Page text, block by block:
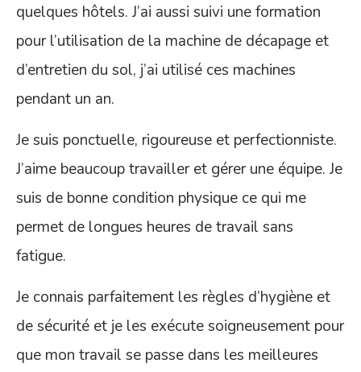
quelques hôtels. J’ai aussi suivi une formation
pour l’utilisation de la machine de décapage et
d’entretien du sol, j’ai utilisé ces machines
pendant un an.
Je suis ponctuelle, rigoureuse et perfectionniste.
J’aime beaucoup travailler et gérer une équipe. Je
suis de bonne condition physique ce qui me
permet de longues heures de travail sans
fatigue.
Je connais parfaitement les règles d’hygiène et
de sécurité et je les exécute soigneusement pour
que mon travail se passe dans les meilleures